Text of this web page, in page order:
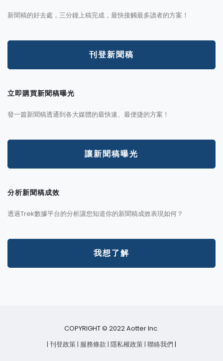
新聞稿的好去處，三分鐘上稿完成，最快接觸最多讀者的方案！
刊登新聞稿
立即購買新聞稿曝光
發一篇新聞稿透通到各大媒體的最快速、最便捷的方案！
讓新聞稿曝光
分析新聞稿成效
透過Trek數據平台的分析讓您知道你的新聞稿成效表現如何？
我想了解
COPYRIGHT © 2022 Aotter Inc.
| 刊登政策 | 服務條款 | 隱私權政策 | 聯絡我們 |